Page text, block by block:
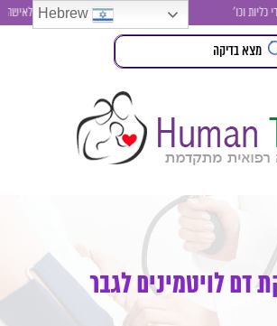
וכו' בדיקות סקר לגבר ולאישה ,
דם לויטמינים לגבר
Hebrew